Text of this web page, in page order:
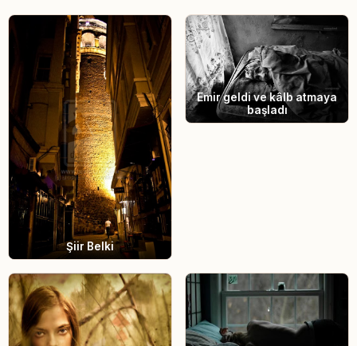
Şiir Belki
Emir geldi ve kâlb atmaya
başladı